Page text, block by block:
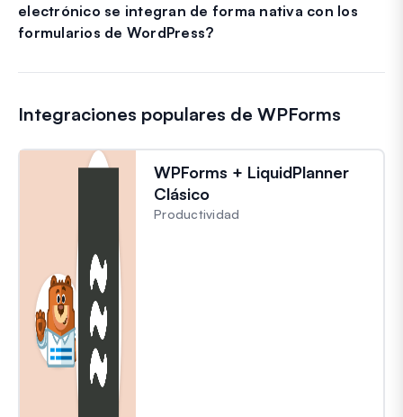
electrónico se integran de forma nativa con los
formularios de WordPress?
Integraciones populares de WPForms
WPForms + LiquidPlanner
Clásico
Productividad